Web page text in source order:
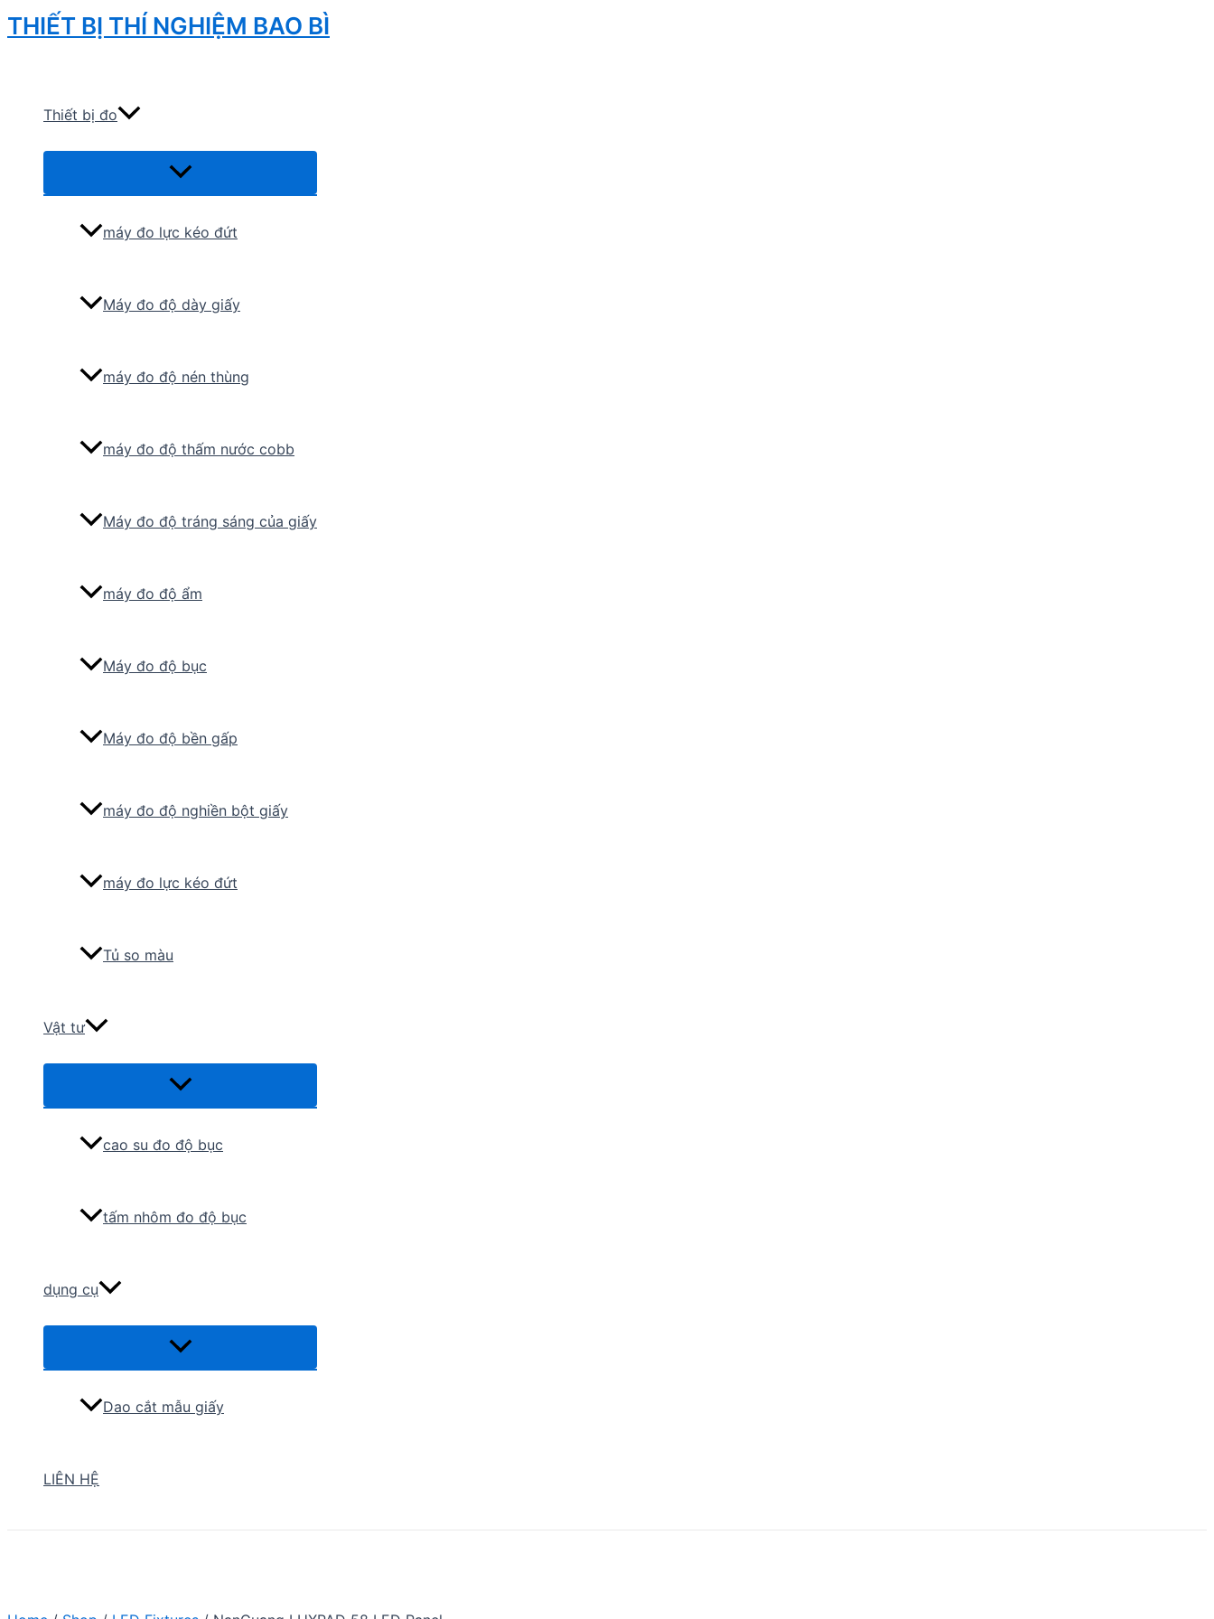
Skip
to
THIẾT BỊ THÍ NGHIỆM BAO BÌ
Thiết bị đo
Menu
máy đo lực kéo đứt
Máy đo độ dày giấy
máy đo độ nén thùng
máy đo độ thấm nước cobb
Máy đo độ tráng sáng của giấy
máy đo độ ẩm
Máy đo độ bục
Máy đo độ bền gấp
máy đo độ nghiền bột giấy
máy đo lực kéo đứt
Tủ so màu
Vật tư
Menu
cao su đo độ bục
tấm nhôm đo độ bục
dụng cụ
Menu
Dao cắt mẫu giấy
LIÊN HỆ